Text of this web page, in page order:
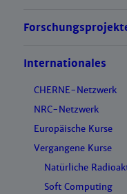
Internationales
CHERNE-Netzwerk
NRC-Netzwerk
Europäische Kurse
Vergangene Kurse
Natürliche
Soft Computing